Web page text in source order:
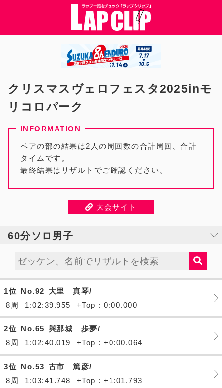
クリスマスヴェロフェスタ2025inモ
リコロパーク
ペアの部の結果は2人の周回数の合計周回、合計
タイムです。
最終結果はリザルトでご確認ください。
大会サイト
60分ソロ男子
1位 No.92
大里 真琴/
8周
1:02:39.955 +Top : 0:00.000
2位 No.65 與那城 歩夢/
8周
1:02:40.019 +Top : +0:00.064
3位 No.53 古市 篤彦/
8周
1:03:41.748 +Top : +1:01.793